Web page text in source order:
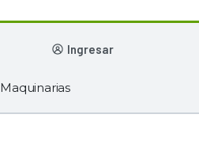
ingresar
Maquinarias